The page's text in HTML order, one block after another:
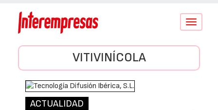
Conmutar
VITIVINÍCOLA
ACTUALIDAD